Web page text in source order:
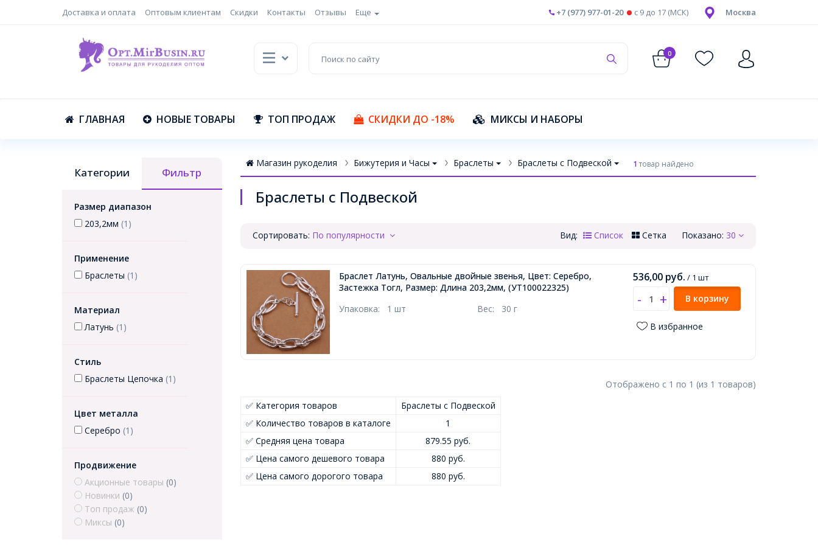
Доставка и оплата Оптовым клиентам Скидки Контакты Отзывы Еще Москва
+7 (977) 977-01-20 c 9 до 17 (МСК)
0
ГЛАВНАЯ НОВЫЕ ТОВАРЫ ТОП ПРОДАЖ СКИДКИ ДО -18% МИКСЫ И НАБОРЫ
Категории Фильтр
Размер диапазон
203,2мм (1)
Применение
Браслеты (1)
Материал
Латунь (1)
Стиль
Браслеты Цепочка (1)
Цвет металла
Серебро (1)
Продвижение
Акционные товары (0)
Новинки (0)
Топ продаж (0)
Миксы (0)
Магазин рукоделия Бижутерия и Часы Браслеты Браслеты с Подвеской 1товар найдено
Браслеты с Подвеской
Сортировать: По популярности Показано: 30
Вид: Список Сетка
Браслет Латунь, Овальные двойные звенья, Цвет: Серебро,
Застежка Тогл, Размер: Длина 203,2мм, (УТ100022325)
Упаковка: 1 шт Вес: 30 г
536,00 руб. / 1 шт
В корзину
В избранное
Отображено с 1 по 1 (из 1 товаров)
✅ Категория товаров
Браслеты с Подвеской
✅ Количество товаров в каталоге
1
✅ Средняя цена товара
879.55 руб.
✅ Цена самого дешевого товара
880 руб.
✅ Цена самого дорогого товара
880 руб.